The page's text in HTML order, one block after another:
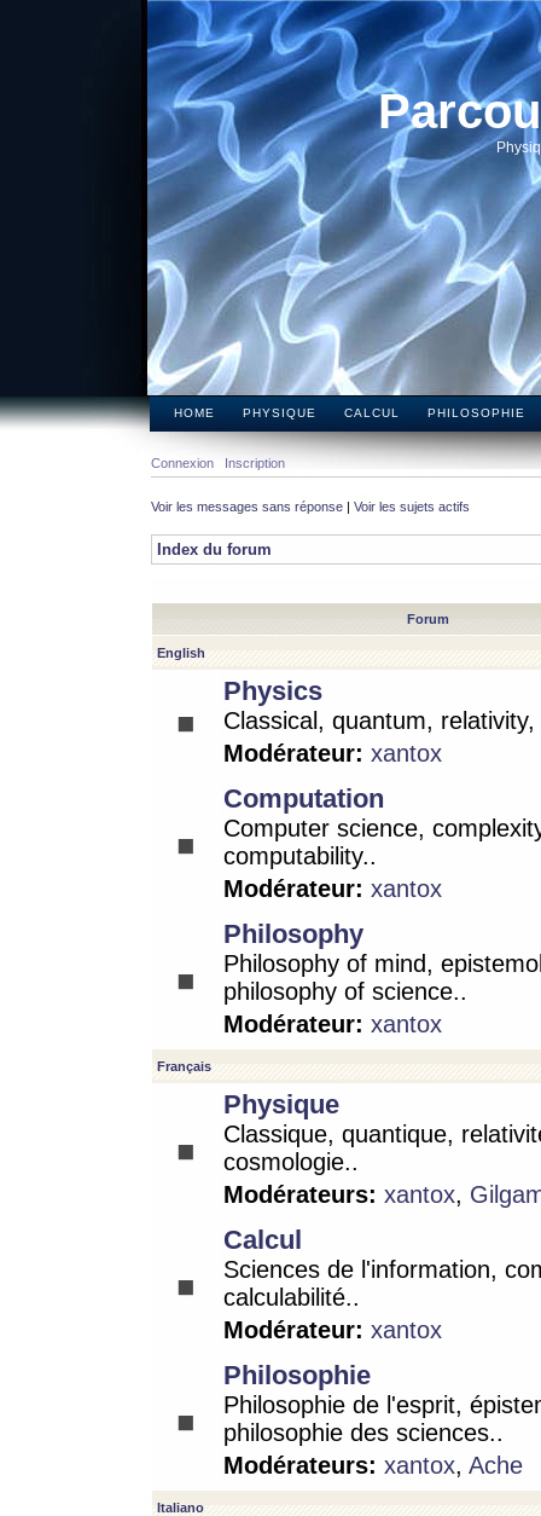
HOME PHYSIQUE CALCUL PHILOSOPHIE
Connexion Inscription
Voir les messages sans réponse | Voir les sujets actifs
Index du forum
Forum
English
Physics
Classical, quantum,
Modérateur: xantox
Computation
Computer science,
computability..
Modérateur: xantox
Philosophy
Philosophy of mind,
philosophy of science..
Modérateur: xantox
Français
Physique
Classique, quantique,
cosmologie..
Modérateurs: xantox,
Calcul
Sciences de l'information,
calculabilité..
Modérateur: xantox
Philosophie
Philosophie de l'esprit,
philosophie des sciences..
Modérateurs: xantox, Ache
Italiano